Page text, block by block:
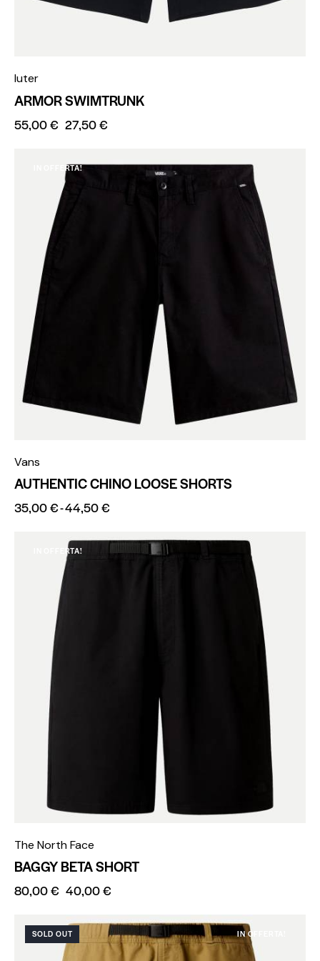
Iuter
ARMOR SWIMTRUNK
55,00€ 27,50€
IN OFFERTA!
Vans
AUTHENTIC CHINO LOOSE SHORTS
35,00€-44,50€
IN OFFERTA!
The North Face
BAGGY BETA SHORT
80,00€ 40,00€
SOLD OUT IN OFFERTA!